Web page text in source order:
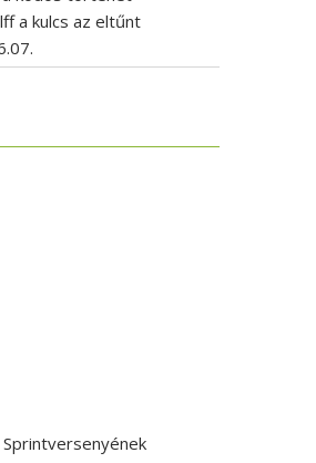
a kulcs az eltűnt